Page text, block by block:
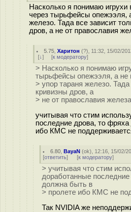
Насколько я понимаю игрухи
через тырьфейсы опежээля,
железо. Тада все зависит
дров, а не от православия
5.75 ,Харитон (?), 11:32, 15/02/
[↓] [к модератору]
> Насколько я понимаю
тырьфейсы опежээля, а не
> упор тараня железо. Тада
кривизны дров, а
> не от православия
учитывая что стим
последние дрова, то
ибо КМС не
6.80 ,BayaN (ok), 12:16, 15/02/
[ответить] [к модератору]
> учитывая что стим
доработанные
должна быть в
> пролете ибо КМС не
Так NVIDIA же